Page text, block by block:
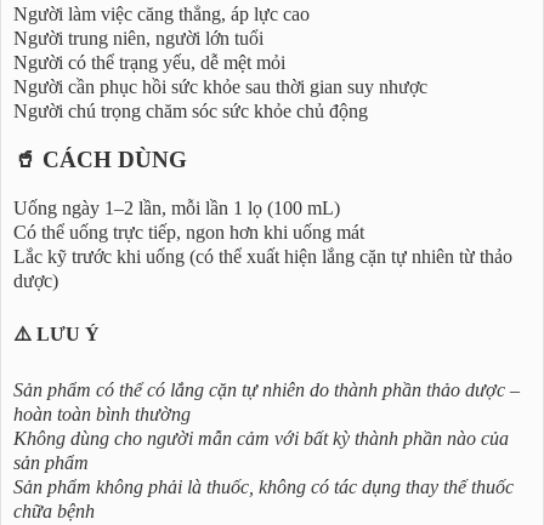
Người làm việc căng thẳng, áp lực cao
Người trung niên, người lớn tuổi
Người có thể trạng yếu, dễ mệt mỏi
Người cần phục hồi sức khỏe sau thời gian suy nhược
Người chú trọng chăm sóc sức khỏe chủ động
🥤 CÁCH DÙNG
Uống ngày 1–2 lần, mỗi lần 1 lọ (100 mL)
Có thể uống trực tiếp, ngon hơn khi uống mát
Lắc kỹ trước khi uống (có thể xuất hiện lắng cặn tự nhiên từ thảo
dược)
⚠️ LƯU Ý
Sản phẩm có thể có lắng cặn tự nhiên do thành phần thảo dược –
hoàn toàn bình thường
Không dùng cho người mẫn cảm với bất kỳ thành phần nào của
sản phẩm
Sản phẩm không phải là thuốc, không có tác dụng thay thế thuốc
chữa bệnh